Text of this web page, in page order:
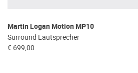
Martin Logan Motion MP10
Surround Lautsprecher
€ 699,00